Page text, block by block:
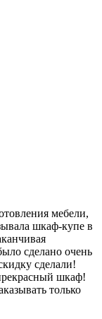
мебели,
шкаф-купе в
сделано очень
сделали!
шкаф!
только